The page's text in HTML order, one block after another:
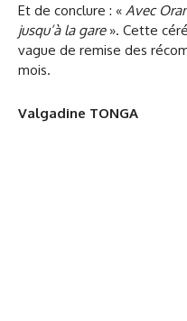
Et de conclure : « Avec
jusqu’à la gare». Cette
vague de remise des
mois.
Valgadine TONGA